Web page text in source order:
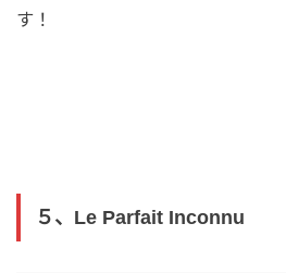
す！
５、Le Parfait Inconnu